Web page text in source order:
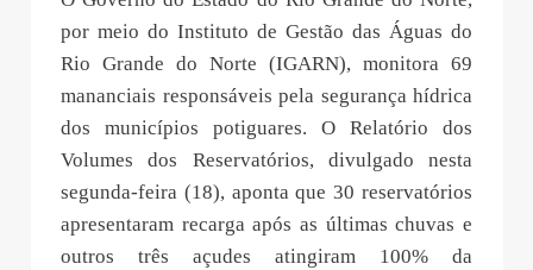
por meio do Instituto de Gestão das Águas do
Rio Grande do Norte (IGARN), monitora 69
mananciais responsáveis pela segurança hídrica
dos municípios potiguares. O Relatório dos
Volumes dos Reservatórios, divulgado nesta
segunda-feira (18), aponta que 30 reservatórios
apresentaram recarga após as últimas chuvas e
outros três açudes atingiram 100% da